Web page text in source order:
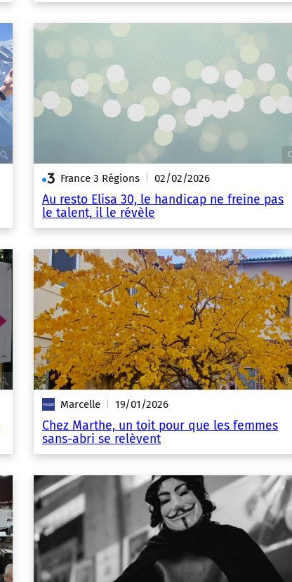
France 3 Régions 02/02/2026
Au resto Elisa 30, le handicap ne freine pas
le talent, il le révèle
Marcelle 19/01/2026
Chez Marthe, un toit pour que les femmes
sans-abri se relèvent